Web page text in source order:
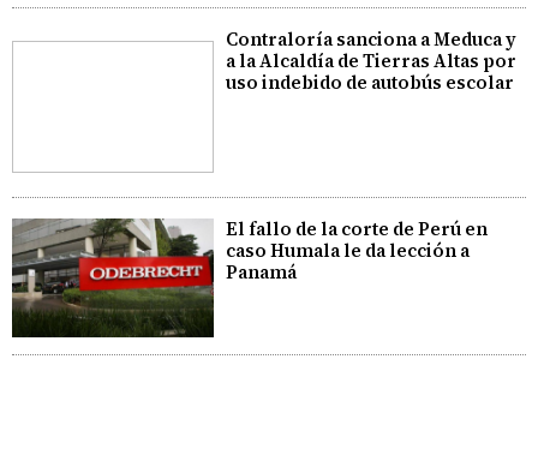
Contraloría sanciona a Meduca y
a la Alcaldía de Tierras Altas por
uso indebido de autobús escolar
El fallo de la corte de Perú en
caso Humala le da lección a
Panamá